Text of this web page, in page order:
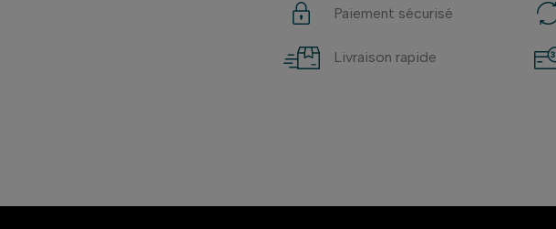
Paiement sécurisé
Livraison rapide